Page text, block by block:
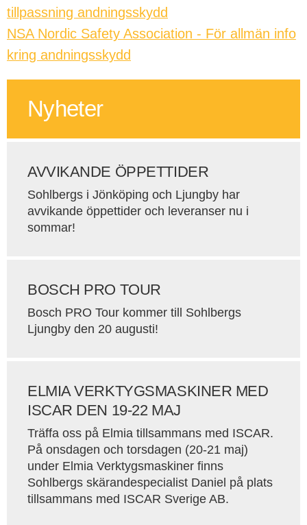
tillpassning andningsskydd
NSA Nordic Safety Association - För allmän info
kring andningsskydd
Nyheter
AVVIKANDE ÖPPETTIDER
Sohlbergs i Jönköping och Ljungby har
avvikande öppettider och leveranser nu i
sommar!
BOSCH PRO TOUR
Bosch PRO Tour kommer till Sohlbergs
Ljungby den 20 augusti!
ELMIA VERKTYGSMASKINER MED
ISCAR DEN 19-22 MAJ
Träffa oss på Elmia tillsammans med ISCAR.
På onsdagen och torsdagen (20-21 maj)
under Elmia Verktygsmaskiner finns
Sohlbergs skärandespecialist Daniel på plats
tillsammans med ISCAR Sverige AB.